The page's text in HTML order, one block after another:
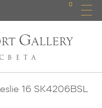
0
GALLERY
СВЕТА
16 SK4206BSL